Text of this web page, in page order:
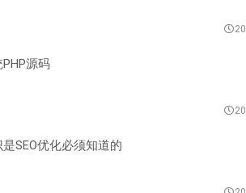
源码
SEO优化必须知道的